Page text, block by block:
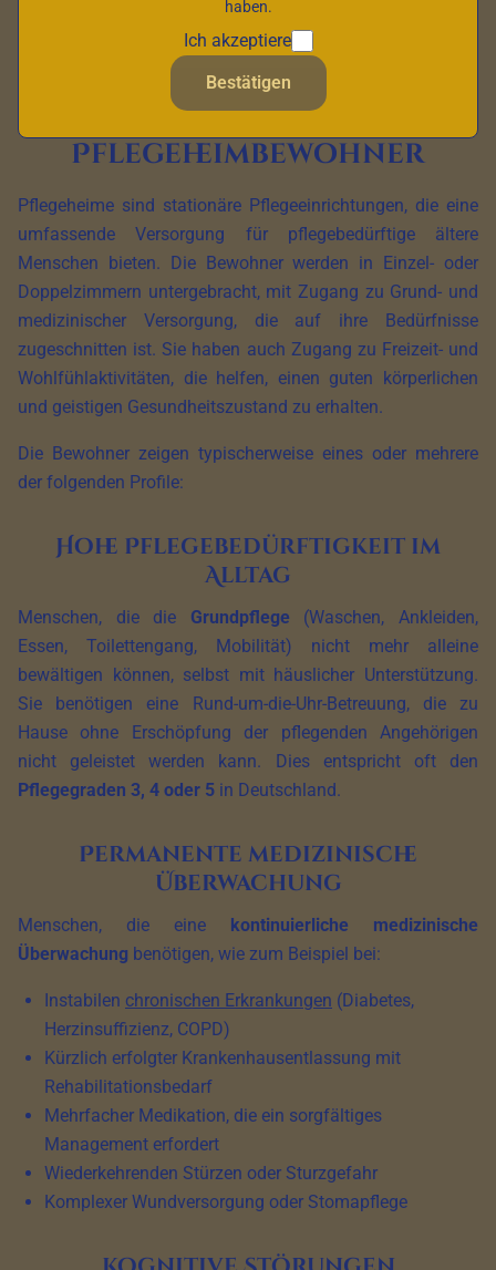
sicher oder selbständig zu Hause leben können.
Profile der
Pflegeheimbewohner
Pflegeheime sind stationäre Pflegeeinrichtungen, die eine
umfassende Versorgung für pflegebedürftige ältere
Menschen bieten. Die Bewohner werden in Einzel- oder
Doppelzimmern untergebracht, mit Zugang zu Grund- und
medizinischer Versorgung, die auf ihre Bedürfnisse
zugeschnitten ist. Sie haben auch Zugang zu Freizeit- und
Wohlfühlaktivitäten, die helfen, einen guten körperlichen
und geistigen Gesundheitszustand zu erhalten.
Die Bewohner zeigen typischerweise eines oder mehrere
der folgenden Profile:
Hohe Pflegebedürftigkeit im
Alltag
Menschen, die die Grundpflege (Waschen, Ankleiden,
Essen, Toilettengang, Mobilität) nicht mehr alleine
bewältigen können, selbst mit häuslicher Unterstützung.
Sie benötigen eine Rund-um-die-Uhr-Betreuung, die zu
Hause ohne Erschöpfung der pflegenden Angehörigen
nicht geleistet werden kann. Dies entspricht oft den
Pflegegraden 3, 4 oder 5 in Deutschland.
Permanente medizinische
Überwachung
Menschen, die eine kontinuierliche medizinische
Überwachung benötigen, wie zum Beispiel bei:
Instabilen chronischen Erkrankungen (Diabetes,
Herzinsuffizienz, COPD)
Kürzlich erfolgter Krankenhausentlassung mit
Rehabilitationsbedarf
Mehrfacher Medikation, die ein sorgfältiges
Management erfordert
Wiederkehrenden Stürzen oder Sturzgefahr
Komplexer Wundversorgung oder Stomapflege
haben.
Ich akzeptiere
Bestätigen